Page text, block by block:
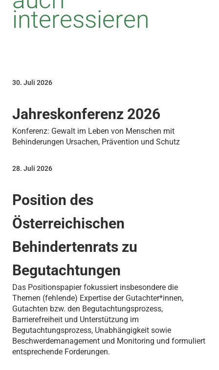
interessieren
Jahreskonferenz 2026
30. Juli 2026
Konferenz: Gewalt im Leben von Menschen mit
Behinderungen Ursachen, Prävention und Schutz
Position des
Österreichischen
Behindertenrats zu
Begutachtungen
28. Juli 2026
Das Positionspapier fokussiert insbesondere die
Themen (fehlende) Expertise der Gutachter*innen,
Gutachten bzw. den Begutachtungsprozess,
Barrierefreiheit und Unterstützung im
Begutachtungsprozess, Unabhängigkeit sowie
Beschwerdemanagement und Monitoring und formuliert
entsprechende Forderungen.